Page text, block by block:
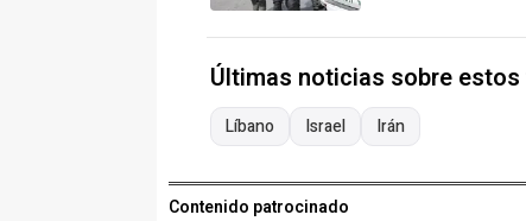
Últimas noticias sobre
Líbano Israel Irán
Contenido patrocinado